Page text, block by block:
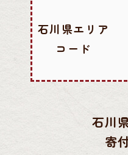
石川県エリア
コード
石川
寄